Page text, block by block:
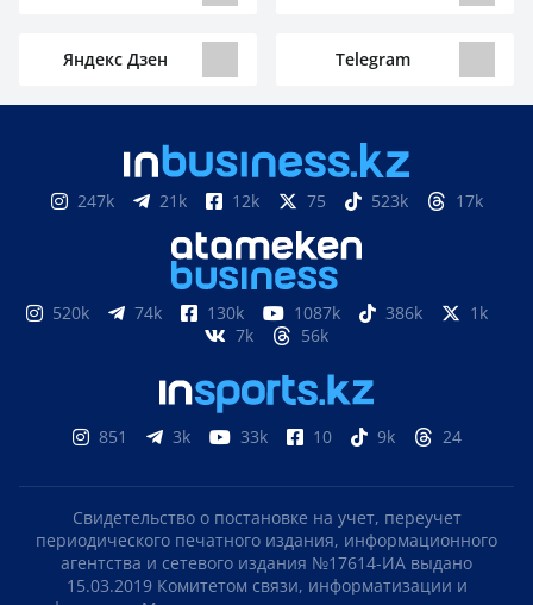
Яндекс Дзен Telegram
247k 21k 12k 75 523k 17k
520k 74k 130k 1087k 386k
1k
7k
56k
851 3k 33k 10 9k 24
Свидетельство о постановке на учет, переучет
периодического печатного издания, информационного
агентства и сетевого издания №17614-ИА выдано
15.03.2019 Комитетом связи, информатизации и